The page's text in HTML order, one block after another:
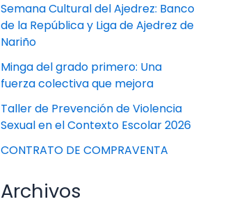
Semana Cultural del Ajedrez: Banco
de la República y Liga de Ajedrez de
Nariño
Minga del grado primero: Una
fuerza colectiva que mejora
Taller de Prevención de Violencia
Sexual en el Contexto Escolar 2026
CONTRATO DE COMPRAVENTA
Archivos